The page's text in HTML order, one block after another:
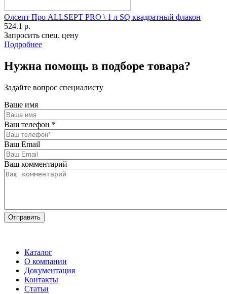
Олсепт Про ALLSEPT PRO \ 1 л SQ квадратный флакон
524.1 р.
Запросить спец. цену
Подробнее
Нужна помощь в подборе товара?
Задайте вопрос специалисту
Ваше имя
Ваш телефон *
Ваш Email
Ваш комментарий
Каталог
О компании
Документация
Контакты
Статьи